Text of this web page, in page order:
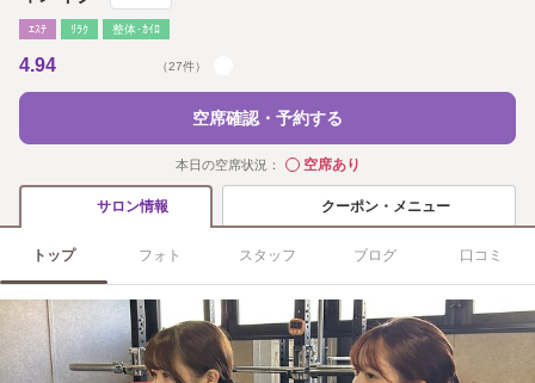
ｴｽﾃ ﾘﾗｸ 整体･ｶｲﾛ
4.94 （27件）
空席確認・予約する
本日の空席状況： ◯空席あり
サロン情報 クーポン・メニュー
トップ フォト スタッフ ブログ 口コミ